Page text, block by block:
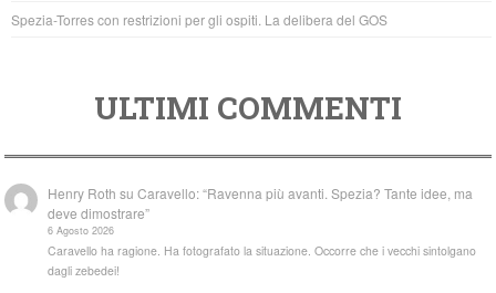
Spezia-Torres con restrizioni per gli ospiti. La delibera del GOS
ULTIMI COMMENTI
Henry Roth suCaravello: “Ravenna più avanti. Spezia? Tante idee, ma
deve dimostrare”
6 Agosto 2026
Caravello ha ragione. Ha fotografato la situazione. Occorre che i vecchi sintolgano
dagli zebedei!